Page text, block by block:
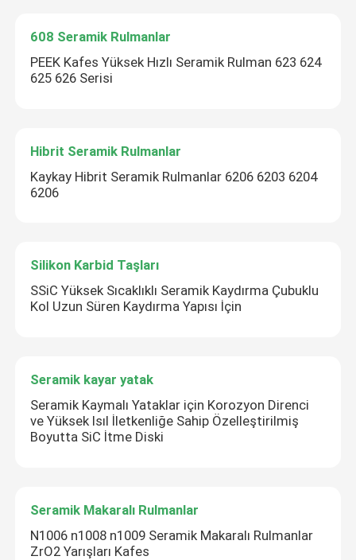
608 Seramik Rulmanlar
PEEK Kafes Yüksek Hızlı Seramik Rulman 623 624
625 626 Serisi
Hibrit Seramik Rulmanlar
Kaykay Hibrit Seramik Rulmanlar 6206 6203 6204
6206
Silikon Karbid Taşları
SSiC Yüksek Sıcaklıklı Seramik Kaydırma Çubuklu
Kol Uzun Süren Kaydırma Yapısı İçin
Seramik kayar yatak
Seramik Kaymalı Yataklar için Korozyon Direnci
ve Yüksek Isıl İletkenliğe Sahip Özelleştirilmiş
Boyutta SiC İtme Diski
Seramik Makaralı Rulmanlar
N1006 n1008 n1009 Seramik Makaralı Rulmanlar
ZrO2 Yarışları Kafes